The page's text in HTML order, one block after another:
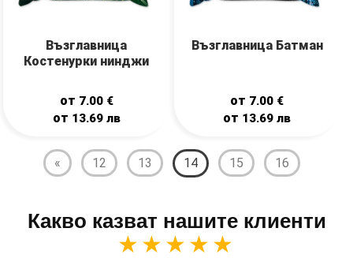
Възглавница
Костенурки нинджи
от 7.00 €
от 13.69 лв
Възглавница Батман
от 7.00 €
от 13.69лв
« 12 13 14 15 16
Какво казват нашите клиенти
★★★★★